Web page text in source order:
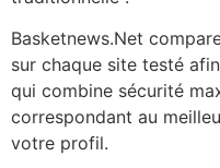
Basketnews.Net
sur chaque site testé
qui combine sécurité
correspondant au
votre profil.